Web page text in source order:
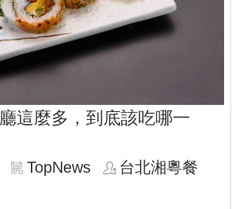
這麼多，到底該吃哪一
TopNews
台北湘粵餐